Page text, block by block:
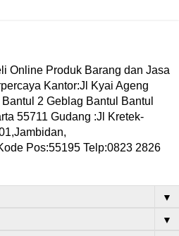
Online Produk Barang dan Jasa
Kantor:Jl Kyai Ageng
2 Geblag Bantul Bantul
55711 Gudang :Jl Kretek-
Pos:55195 Telp:0823 2826
▼
▼